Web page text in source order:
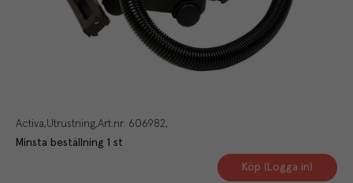
Activa Utrustning Art.nr. 606982
Minsta beställning 1 st
Köp (Logga in)